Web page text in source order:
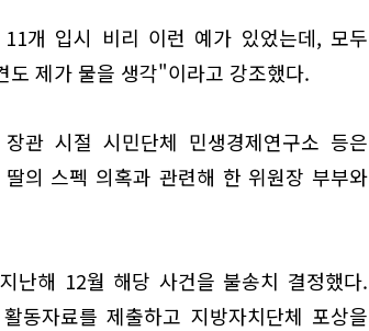
개 입시 비리 이런 예가 있었는데, 모두
제가 물을 생각"이라고 강조했다.
관 시절 시민단체 민생경제연구소 등은
의 스펙 의혹과 관련해 한 위원장 부부와
난해 12월 해당 사건을 불송치 결정했다.
동자료를 제출하고 지방자치단체 포상을